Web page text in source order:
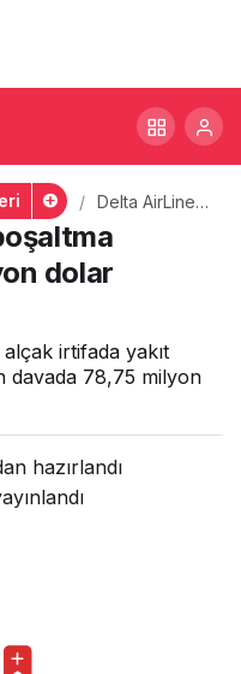
Delta AirLines
davasında
78,75 milyon
dolar
dolar
irtifada yakıt
davada 78,75 milyon
hazırlandı